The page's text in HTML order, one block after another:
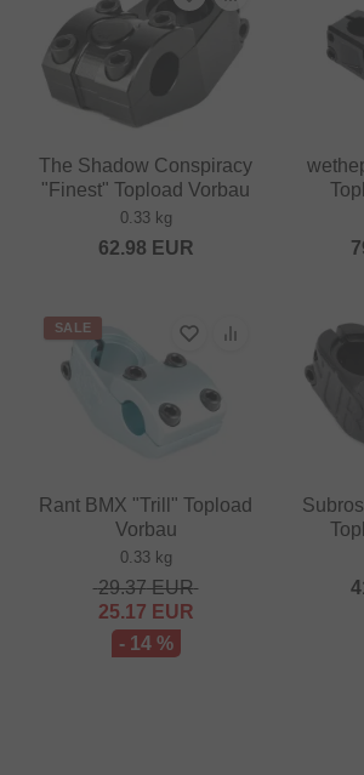
The Shadow Conspiracy
"Finest" Topload Vorbau
0.33 kg
62.98 EUR
SALE
Rant BMX "Trill" Topload
Vorbau
0.33 kg
29.37EUR
25.17 EUR
- 14 %